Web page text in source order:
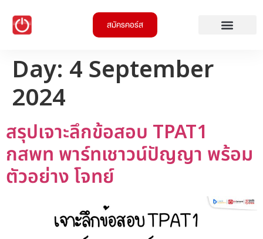
สมัครคอร์ส
Day: 4 September
2024
สรุปเจาะลึกข้อสอบ TPAT1
กสพท พาร์ทเชาวน์ปัญญา พร้อม
ตัวอย่าง โจทย์